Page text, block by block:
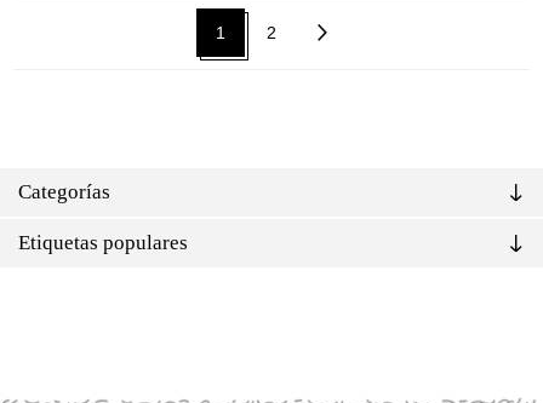
Categorías
Etiquetas populares
1 2